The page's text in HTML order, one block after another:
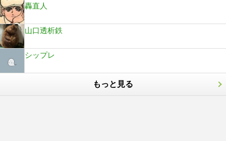
轟直人
山口透析鉄
シップレ
もっと見る